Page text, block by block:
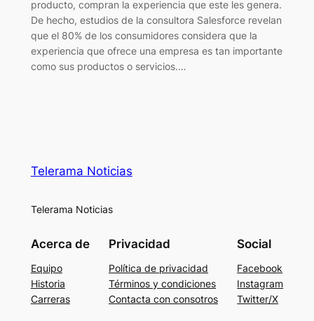
producto, compran la experiencia que este les genera.
De hecho, estudios de la consultora Salesforce revelan
que el 80% de los consumidores considera que la
experiencia que ofrece una empresa es tan importante
como sus productos o servicios.…
Telerama Noticias
Telerama Noticias
Acerca de
Equipo
Historia
Carreras
Privacidad
Política de privacidad
Términos y condiciones
Contacta con consotros
Social
Facebook
Instagram
Twitter/X